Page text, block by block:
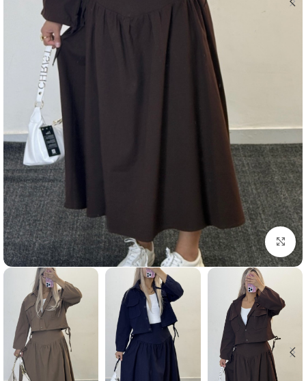
بزرگنمایی تصویر